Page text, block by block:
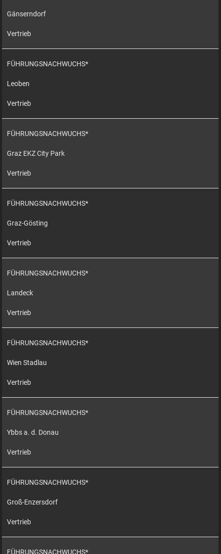
Gänserndorf
Vertrieb
FÜHRUNGSNACHWUCHS*
Leoben
Vertrieb
FÜHRUNGSNACHWUCHS*
Graz EKZ City Park
Vertrieb
FÜHRUNGSNACHWUCHS*
Graz-Gösting
Vertrieb
FÜHRUNGSNACHWUCHS*
Landeck
Vertrieb
FÜHRUNGSNACHWUCHS*
Wien Stadlau
Vertrieb
FÜHRUNGSNACHWUCHS*
Ybbs a. d. Donau
Vertrieb
FÜHRUNGSNACHWUCHS*
Groß-Enzersdorf
Vertrieb
FÜHRUNGSNACHWUCHS*